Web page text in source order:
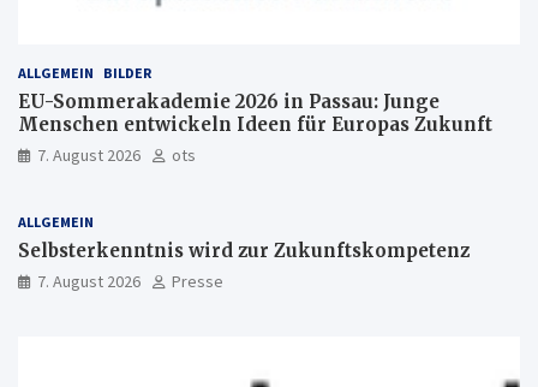
ALLGEMEIN BILDER
EU-Sommerakademie 2026 in Passau: Junge
Menschen entwickeln Ideen für Europas Zukunft
7. August 2026 ots
ALLGEMEIN
Selbsterkenntnis wird zur Zukunftskompetenz
7. August 2026 Presse